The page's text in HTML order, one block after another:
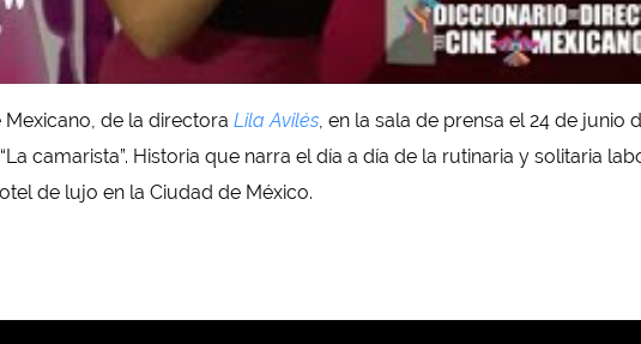
de la directora Lila Avilés, en la sala de prensa el 24 de junio
camarista”. Historia que narra el día a día de la rutinaria y solitaria
de lujo en la Ciudad de México.